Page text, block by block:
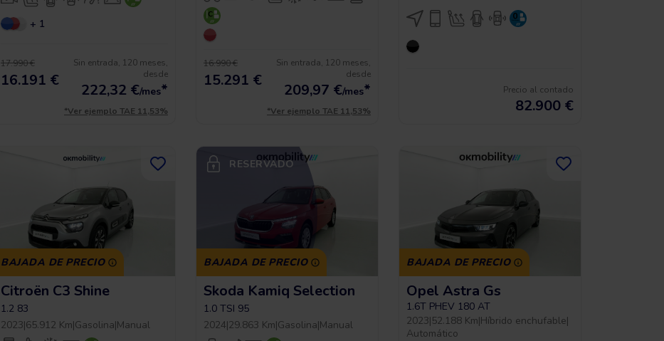
+ 1
17.990 €
16.191 €
Sin entrada, 120 meses,
desde
222,32 €/mes*
*Ver ejemplo TAE 11,53%
16.990 €
15.291 €
Sin entrada, 120 meses,
desde
209,97 €/mes*
*Ver ejemplo TAE 11,53%
Precio al contado
82.900 €
BAJADA DE PRECIO
Citroën C3 Shine
1.2 83
2023|65.912 Km|Gasolina|Manual
RESERVADO
BAJADA DE PRECIO
Skoda Kamiq Selection
1.0 TSI 95
2024|29.863 Km|Gasolina|Manual
BAJADA DE PRECIO
Opel Astra Gs
1.6T PHEV 180 AT
2023|52.188 Km|Híbrido enchufable|
Automático